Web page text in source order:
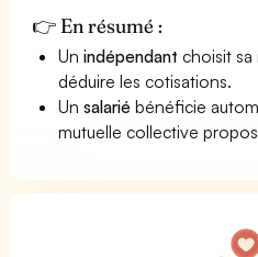
👉 En résumé :
Unindépendant choisit sa
déduire les cotisations.
Unsalarié bénéficie
mutuelle collective